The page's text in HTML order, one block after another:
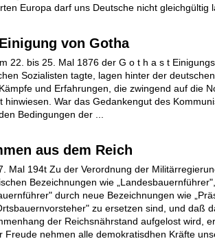
Europa darf uns Deutsche nicht gleichgültig
von Gotha
22. bis 25. Mal 1876 der G o t h a s t
Sozialisten tagte, lagen hinter der
und Erfahrungen, die zwingend auf die
hinwiesen. War das Gedankengut des
Bedingungen der ...
aus dem Reich
Mal 194t Zu der Verordnung der
Bezeichnungen wie
durch neue Bezeichnungen wie
zu ersetzen sind, und daß
der Reichsnährstand aufgelost wird,
Freude nehmen alle demokratisdhen Kräfte